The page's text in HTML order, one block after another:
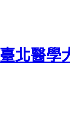
臺北醫學